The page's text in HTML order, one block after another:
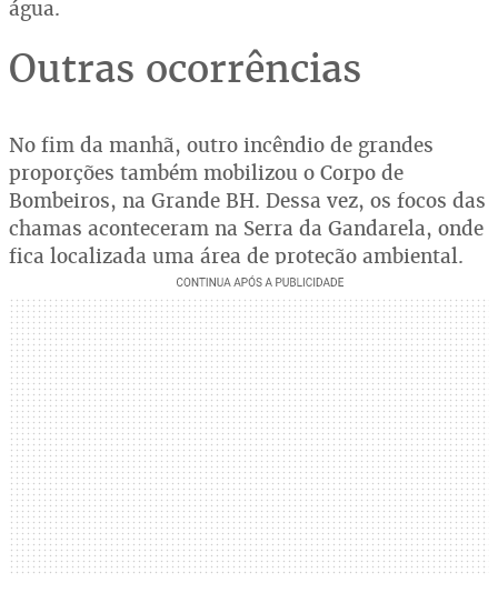
água.
Outras ocorrências
No fim da manhã, outro incêndio de grandes
proporções também mobilizou o Corpo de
Bombeiros, na Grande BH. Dessa vez, os focos das
chamas aconteceram na Serra da Gandarela, onde
fica localizada uma área de proteção ambiental.